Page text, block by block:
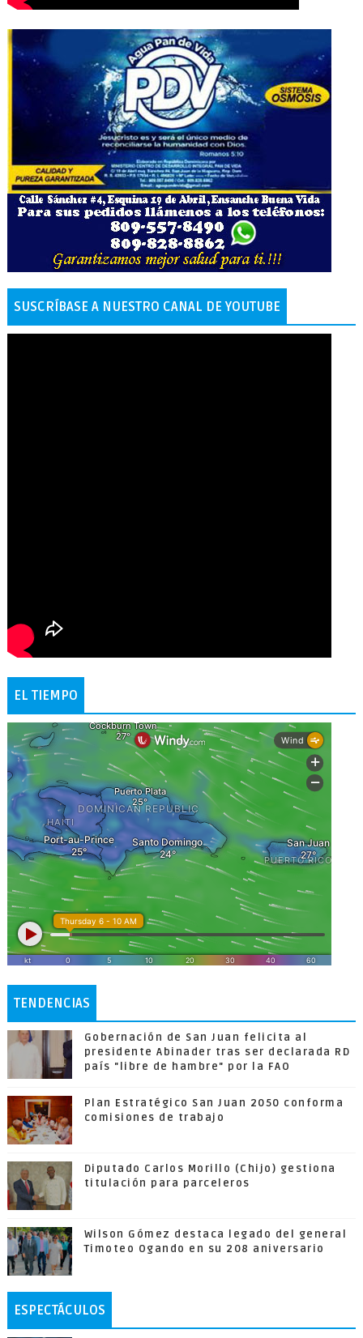
SUSCRÍBASE A NUESTRO CANAL DE YOUTUBE
EL TIEMPO
TENDENCIAS
Gobernación de San Juan felicita al
presidente Abinader tras ser declarada RD
país "libre de hambre" por la FAO
Plan Estratégico San Juan 2050 conforma
comisiones de trabajo
Diputado Carlos Morillo (Chijo) gestiona
titulación para parceleros
Wilson Gómez destaca legado del general
Timoteo Ogando en su 208 aniversario
ESPECTÁCULOS